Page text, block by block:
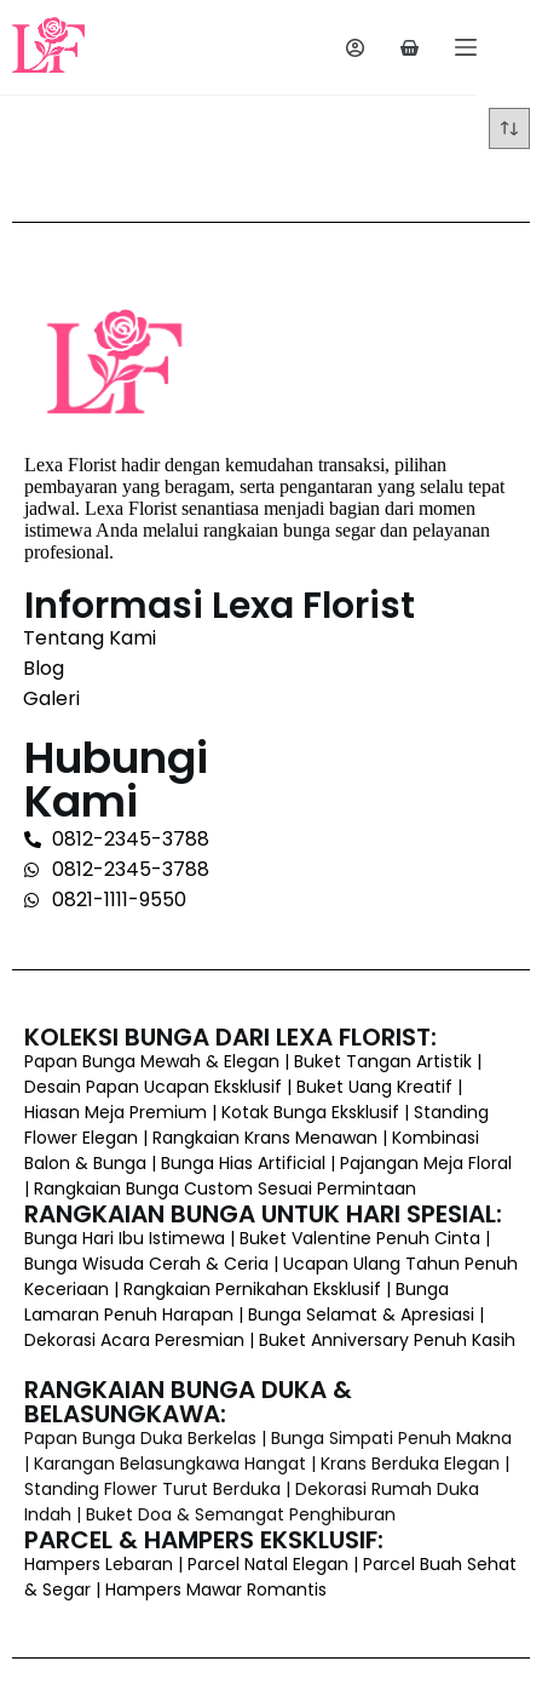
Lexa Florist hadir dengan kemudahan transaksi, pilihan
pembayaran yang beragam, serta pengantaran yang selalu tepat
jadwal. Lexa Florist senantiasa menjadi bagian dari momen
istimewa Anda melalui rangkaian bunga segar dan pelayanan
profesional.
Informasi Lexa Florist
Tentang Kami
Blog
Galeri
Hubungi
Kami
0812-2345-3788
0812-2345-3788
0821-1111-9550
KOLEKSI BUNGA DARI LEXA FLORIST:
Papan Bunga Mewah & Elegan | Buket Tangan Artistik |
Desain Papan Ucapan Eksklusif | Buket Uang Kreatif |
Hiasan Meja Premium | Kotak Bunga Eksklusif | Standing
Flower Elegan | Rangkaian Krans Menawan | Kombinasi
Balon & Bunga | Bunga Hias Artificial | Pajangan Meja Floral
| Rangkaian Bunga Custom Sesuai Permintaan
RANGKAIAN BUNGA UNTUK HARI SPESIAL:
Bunga Hari Ibu Istimewa | Buket Valentine Penuh Cinta |
Bunga Wisuda Cerah & Ceria | Ucapan Ulang Tahun Penuh
Keceriaan | Rangkaian Pernikahan Eksklusif | Bunga
Lamaran Penuh Harapan | Bunga Selamat & Apresiasi |
Dekorasi Acara Peresmian | Buket Anniversary Penuh Kasih
RANGKAIAN BUNGA DUKA &
BELASUNGKAWA:
Papan Bunga Duka Berkelas | Bunga Simpati Penuh Makna
| Karangan Belasungkawa Hangat | Krans Berduka Elegan |
Standing Flower Turut Berduka | Dekorasi Rumah Duka
Indah | Buket Doa & Semangat Penghiburan
PARCEL & HAMPERS EKSKLUSIF:
Hampers Lebaran | Parcel Natal Elegan | Parcel Buah Sehat
& Segar | Hampers Mawar Romantis